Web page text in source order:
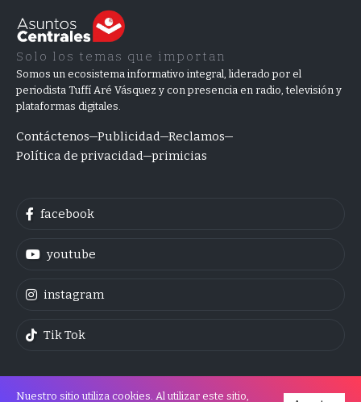
Solo los temas que importan
Somos un ecosistema informativo integral, liderado por el
periodista Tuffí Aré Vásquez y con presencia en radio, televisión y
plataformas digitales.
Contáctenos Publicidad Reclamos
Política de privacidad primicias
facebook
youtube
instagram
Tik Tok
Nuestro sitio utiliza cookies. Al utilizar este sitio,